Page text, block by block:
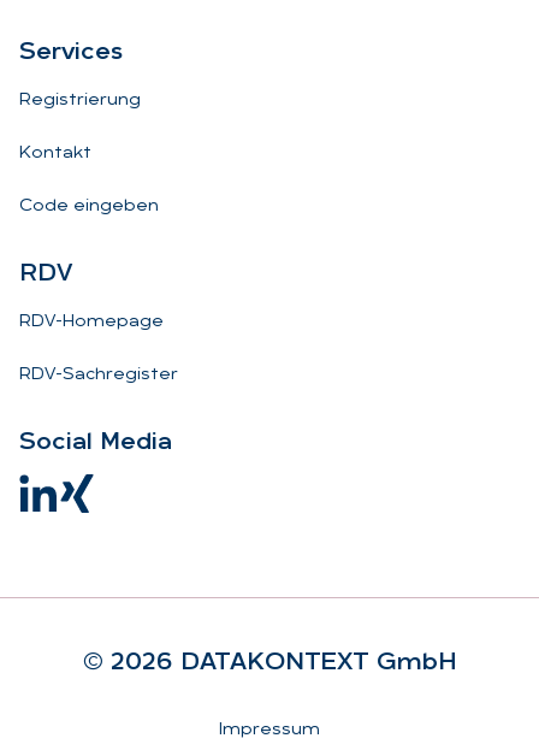
Ser­vices
Registrierung
Kontakt
Code eingeben
RDV
RDV-Homepage
RDV-Sachregister
So­ci­al Me­dia
© 2026 DA­TA­KON­TEXT GmbH
Impressum